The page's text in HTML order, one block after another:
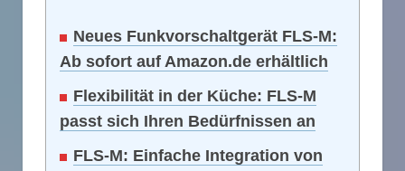
Neues Funkvorschaltgerät FLS-M:
Ab sofort auf Amazon.de erhältlich
Flexibilität in der Küche: FLS-M
passt sich Ihren Bedürfnissen an
FLS-M: Einfache Integration von